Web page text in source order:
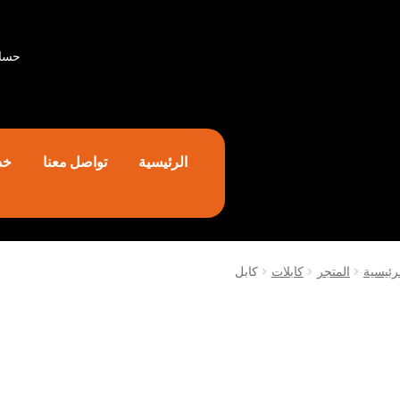
الرئيسية تواصل معنا
المتجر كابلات
كابل